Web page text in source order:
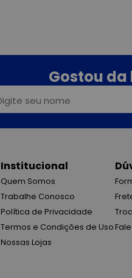
Gostou
Institucional
Quem Somos
Trabalhe Conosco
Política de Privacidade
Termos e Condições de Uso
Nossas Lojas